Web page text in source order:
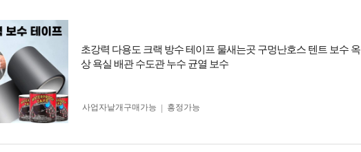
초강력 다용도 크랙 방수 테이프 물새는곳 구멍난호스 텐트 보수 옥
상 욕실 배관 수도관 누수 균열 보수
사업자 낱개구매가능 흥정가능